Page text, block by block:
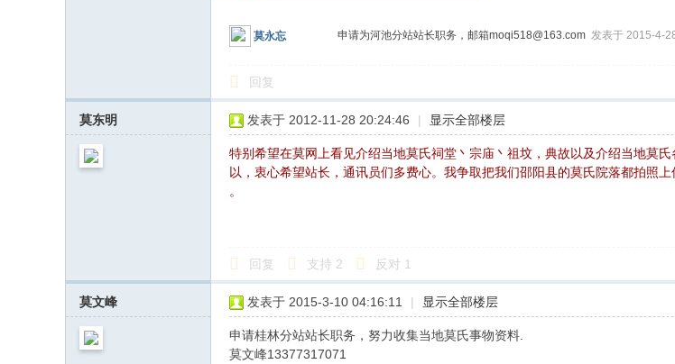
莫永忘 申请为河池分站站长职务，邮箱moqi518@163.com 发表于 2015-4-
回复
莫东明 发表于 2012-11-28 20:24:46 | 显示全部楼层
特别希望在莫网上看见介绍当地莫氏祠堂丶宗庙丶祖坟，典故以及介绍当地莫
以，衷心希望站长，通讯员们多费心。我争取把我们邵阳县的莫氏院落都拍照上
。
回复 支持 2 反对 1
莫文峰 发表于 2015-3-10 04:16:11 | 显示全部楼层
申请桂林分站站长职务，努力收集当地莫氏事物资料.
莫文峰13377317071